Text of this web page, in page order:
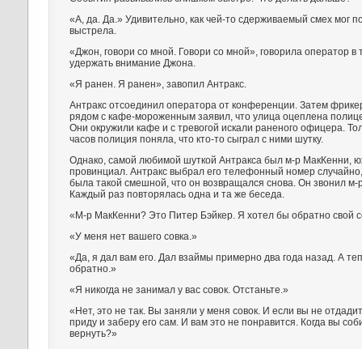
«А, да. Да.» Удивительно, как чей-то сдерживаемый смех мог
выстрела.
«Джон, говори со мной. Говори со мной», говорила оператор
удержать внимание Джона.
«Я ранен. Я ранен», завопил Антракс.
Антракс отсоединил оператора от конференции. Затем
рядом с кафе-мороженным заявил, что улица оцеплена
Они окружили кафе и с тревогой искали раненого офицера.
часов полиция поняла, что кто-то сыграл с ними шутку.
Однако, самой любимой шуткой Антракса был м-р МакКенни,
провинциал. Антракс выбрал его телефонный номер
была такой смешной, что он возвращался снова. Он звонил м-
Каждый раз повторялась одна и та же беседа.
«М-р МакКенни? Это Питер Бэйкер. Я хотел бы обратно свой
«У меня нет вашего совка.»
«Да, я дал вам его. Дал взаймы примерно два года назад. А
обратно.»
«Я никогда не занимал у вас совок. Отстаньте.»
«Нет, это не так. Вы заняли у меня совок. И если вы не
приду и заберу его сам. И вам это не понравится. Когда вы
вернуть?»